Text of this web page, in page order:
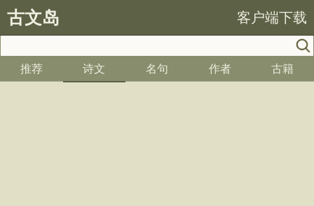
古文岛 客户端下载
推荐 诗文 名句 作者 古籍